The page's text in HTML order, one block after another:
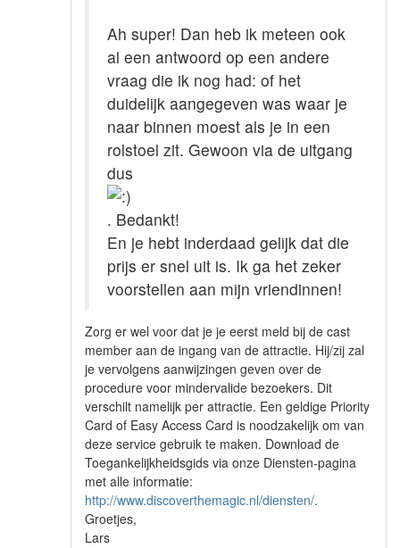
Ah super! Dan heb ik meteen ook
al een antwoord op een andere
vraag die ik nog had: of het
duidelijk aangegeven was waar je
naar binnen moest als je in een
rolstoel zit. Gewoon via de uitgang
dus
. Bedankt!
En je hebt inderdaad gelijk dat die
prijs er snel uit is. Ik ga het zeker
voorstellen aan mijn vriendinnen!
Zorg er wel voor dat je je eerst meld bij de cast
member aan de ingang van de attractie. Hij/zij zal
je vervolgens aanwijzingen geven over de
procedure voor mindervalide bezoekers. Dit
verschilt namelijk per attractie. Een geldige Priority
Card of Easy Access Card is noodzakelijk om van
deze service gebruik te maken. Download de
Toegankelijkheidsgids via onze Diensten-pagina
met alle informatie:
http://www.discoverthemagic.nl/diensten/.
Groetjes,
Lars